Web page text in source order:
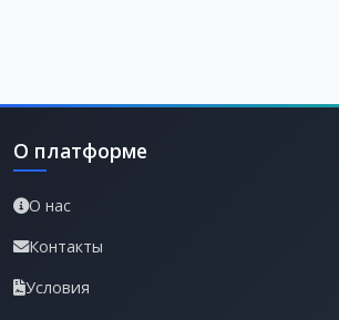
О платформе
О нас
Контакты
Условия